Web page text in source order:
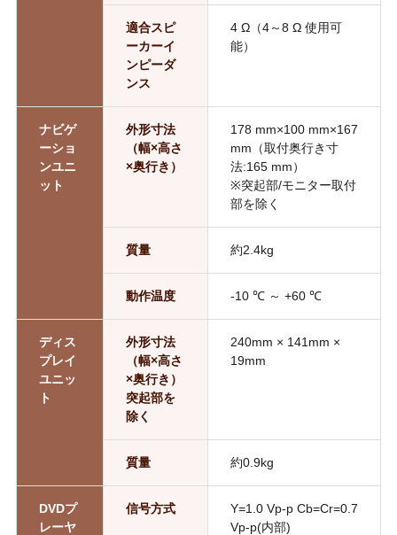
適合スピ
ーカーイ
ンピーダ
ンス
4 Ω（4～8 Ω 使用可
能）
ナビゲ
ーショ
ンユニ
ット
外形寸法
（幅×高さ
×奥行き）
178 mm×100 mm×167
mm（取付奥行き寸
法:165 mm）
※突起部/モニター取付
部を除く
質量 約2.4kg
動作温度 -10 ℃ ～ +60 ℃
ディス
プレイ
ユニッ
ト
外形寸法
（幅×高さ
×奥行き）
突起部を
除く
240mm × 141mm ×
19mm
質量 約0.9kg
DVDプ
レーヤ
信号方式
Y=1.0 Vp-p Cb=Cr=0.7
Vp-p(内部)